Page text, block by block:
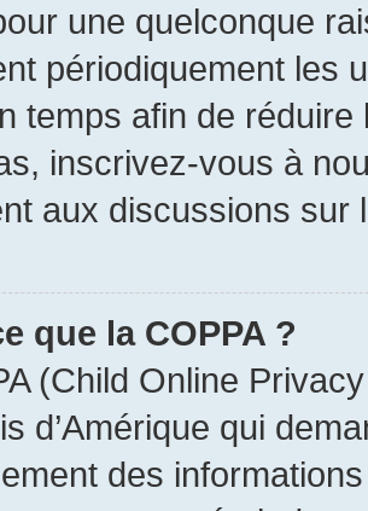
une quelconque
périodiquement les
temps afin de
inscrivez-vous à
aux discussions sur
que la COPPA ?
(Child Online
d’Amérique qui
des